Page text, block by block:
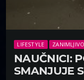
LIFESTYLE
NAUČNICI:
SMANJUJE